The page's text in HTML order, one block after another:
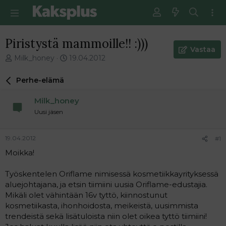
Piristystä mammoille!! :)))
V
e
i
t
u
a
o
t
t
Milk_honey
E
m
i
e
s
i
19.04.2012
Vastaa
Perhe-elämä
Milk_honey
Uusi jäsen
19.04.2012 #1
Moikka!
Työskentelen Oriflame nimisessä kosmetiikkayrityksessä
aluejohtajana, ja etsin tiimiini uusia Oriflame-edustajia.
Mikäli olet vähintään 16v tyttö, kiinnostunut
kosmetiikasta, ihonhoidosta, meikeistä, uusimmista
trendeistä sekä lisätuloista niin olet oikea tyttö tiimiini!